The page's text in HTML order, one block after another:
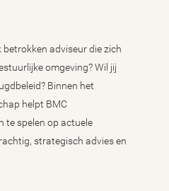
adviseur die zich
omgeving? Wil jij
Binnen het
helpt BMC
te spelen op actuele
strategisch advies en